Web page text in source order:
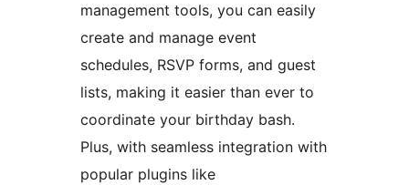
management tools, you can easily
create and manage event
schedules, RSVP forms, and guest
lists, making it easier than ever to
coordinate your birthday bash.
Plus, with seamless integration with
popular plugins like